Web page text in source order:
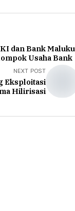
dan Bank Maluku
Usaha Bank
NEXT POST
Eksploitasi
Hilirisasi